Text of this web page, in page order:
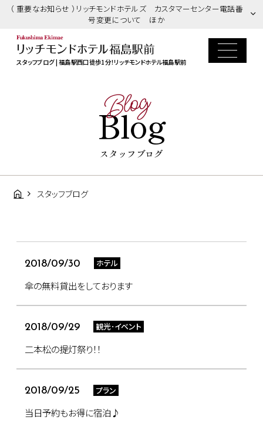
（ 重要なお知らせ ）リッチモンドホテルズ カスタマーセンター電話番
号変更について ほか
スタッフブログ | 福島駅西口徒歩1分！リッチモンドホテル福島駅前
Blog
Blog
スタッフブログ
スタッフブログ
2018/09/30 ホテル
傘の無料貸出をしております
2018/09/29 観光･イベント
二本松の提灯祭り！！
2018/09/25 プラン
当日予約もお得に宿泊♪